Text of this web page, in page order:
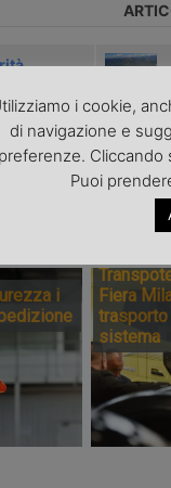
di
assume
i
Fiera
sistema
i cookie,
di navigazione e
preferenze. Cliccando
Puoi